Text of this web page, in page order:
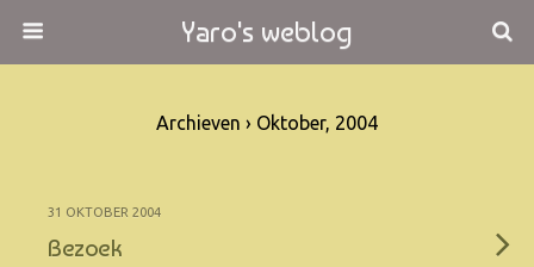
Yaro's weblog
Archieven › Oktober, 2004
31 OKTOBER 2004
Bezoek